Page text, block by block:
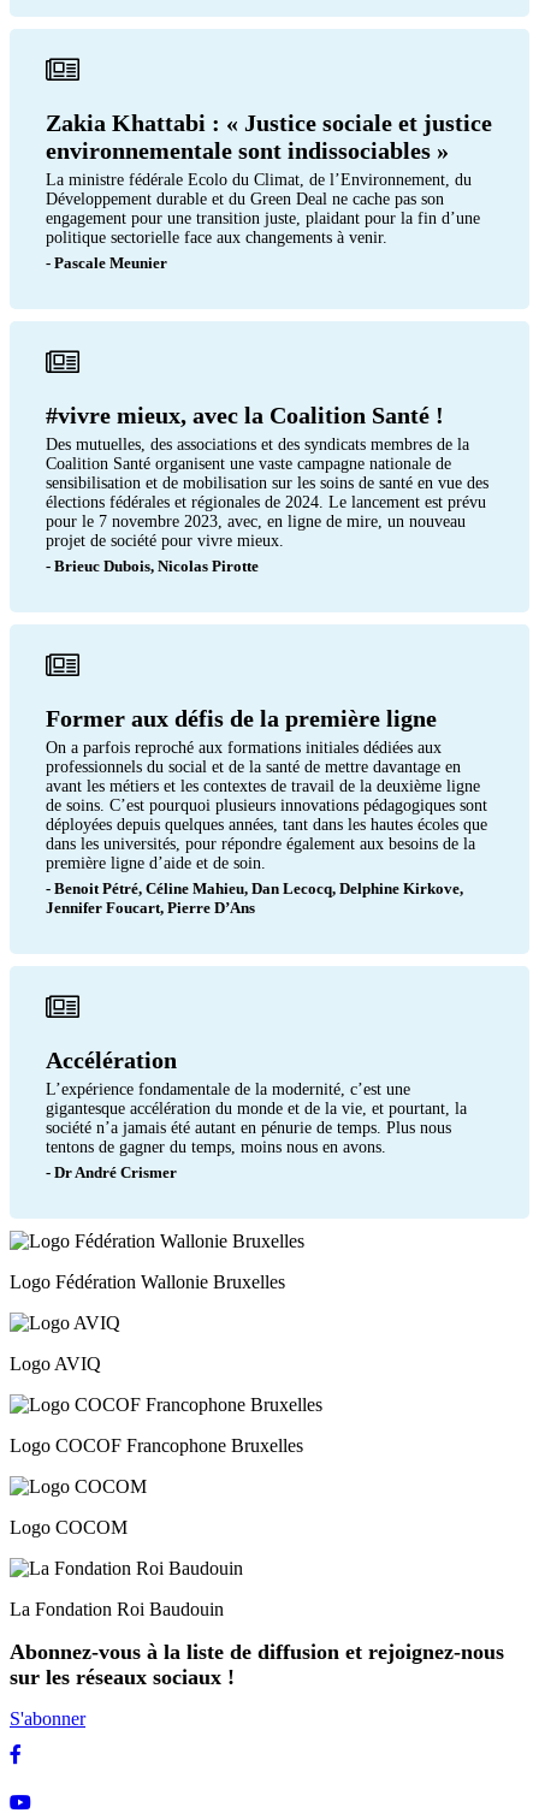
Zakia Khattabi : « Justice sociale et justice
environnementale sont indissociables »
La ministre fédérale Ecolo du Climat, de l’Environnement, du
Développement durable et du Green Deal ne cache pas son
engagement pour une transition juste, plaidant pour la fin d’une
politique sectorielle face aux changements à venir.
- Pascale Meunier
#vivre mieux, avec la Coalition Santé !
Des mutuelles, des associations et des syndicats membres de la
Coalition Santé organisent une vaste campagne nationale de
sensibilisation et de mobilisation sur les soins de santé en vue des
élections fédérales et régionales de 2024. Le lancement est prévu
pour le 7 novembre 2023, avec, en ligne de mire, un nouveau
projet de société pour vivre mieux.
- Brieuc Dubois, Nicolas Pirotte
Former aux défis de la première ligne
On a parfois reproché aux formations initiales dédiées aux
professionnels du social et de la santé de mettre davantage en
avant les métiers et les contextes de travail de la deuxième ligne
de soins. C’est pourquoi plusieurs innovations pédagogiques sont
déployées depuis quelques années, tant dans les hautes écoles que
dans les universités, pour répondre également aux besoins de la
première ligne d’aide et de soin.
- Benoit Pétré, Céline Mahieu, Dan Lecocq, Delphine Kirkove,
Jennifer Foucart, Pierre D’Ans
Accélération
L’expérience fondamentale de la modernité, c’est une
gigantesque accélération du monde et de la vie, et pourtant, la
société n’a jamais été autant en pénurie de temps. Plus nous
tentons de gagner du temps, moins nous en avons.
- Dr André Crismer
Logo Fédération Wallonie Bruxelles
Logo AVIQ
Logo COCOF Francophone Bruxelles
Logo COCOM
La Fondation Roi Baudouin
Abonnez-vous à la liste de diffusion et rejoignez-nous
sur les réseaux sociaux !
S'abonner